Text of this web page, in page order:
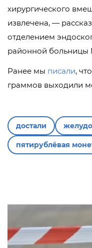
хирургического
извлечена, —
отделением
районной больницы
Ранее мы писали,
граммов выходили
достали
пятирублёвая